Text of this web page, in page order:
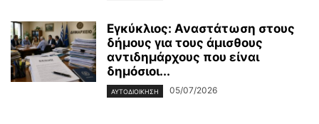
Εγκύκλιος: Αναστάτωση στους
δήμους για τους άμισθους
αντιδημάρχους που είναι
δημόσιοι...
ΑΥΤΟΔΙΟΙΚΗΣΗ 05/07/2026